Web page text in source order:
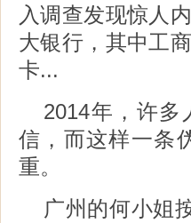
入调查发现惊人
大银行，其中工
卡...
2014年，许多
信，而这样一条
重。
广州的何小姐